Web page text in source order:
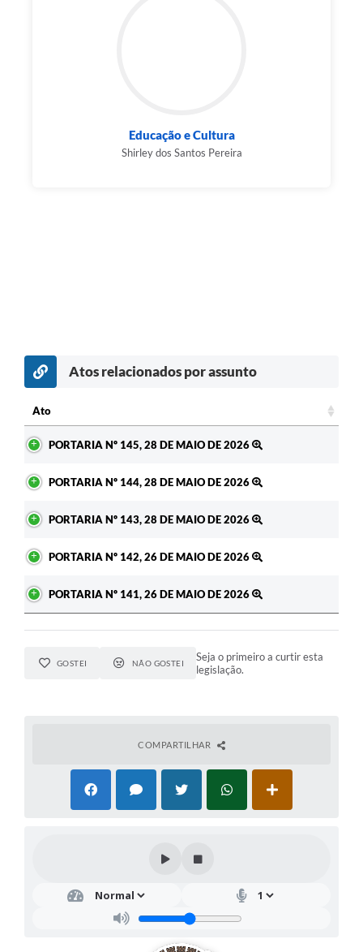
Educação e Cultura
Shirley dos Santos Pereira
Atos relacionados por assunto
Ato
PORTARIA Nº 145, 28 DE MAIO DE 2026
PORTARIA Nº 144, 28 DE MAIO DE 2026
PORTARIA Nº 143, 28 DE MAIO DE 2026
PORTARIA Nº 142, 26 DE MAIO DE 2026
PORTARIA Nº 141, 26 DE MAIO DE 2026
GOSTEI NÃO GOSTEI
Seja o primeiro a curtir esta
legislação.
COMPARTILHAR